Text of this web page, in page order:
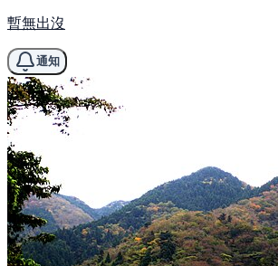
暫無出沒
通知